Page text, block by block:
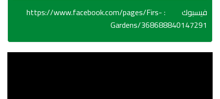
فيسبوك
:
https://www.facebook.com/pages/Firs-
Gardens/368688840147291